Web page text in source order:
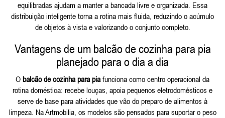
equilibradas ajudam a manter a bancada livre e organizada. Essa
distribuição inteligente torna a rotina mais fluida, reduzindo o acúmulo
de objetos à vista e valorizando o conjunto completo.
Vantagens de um balcão de cozinha para pia
planejado para o dia a dia
O balcão de cozinha para pia funciona como centro operacional da
rotina doméstica: recebe louças, apoia pequenos eletrodomésticos e
serve de base para atividades que vão do preparo de alimentos à
limpeza. Na Artmobilia, os modelos são pensados para suportar o peso